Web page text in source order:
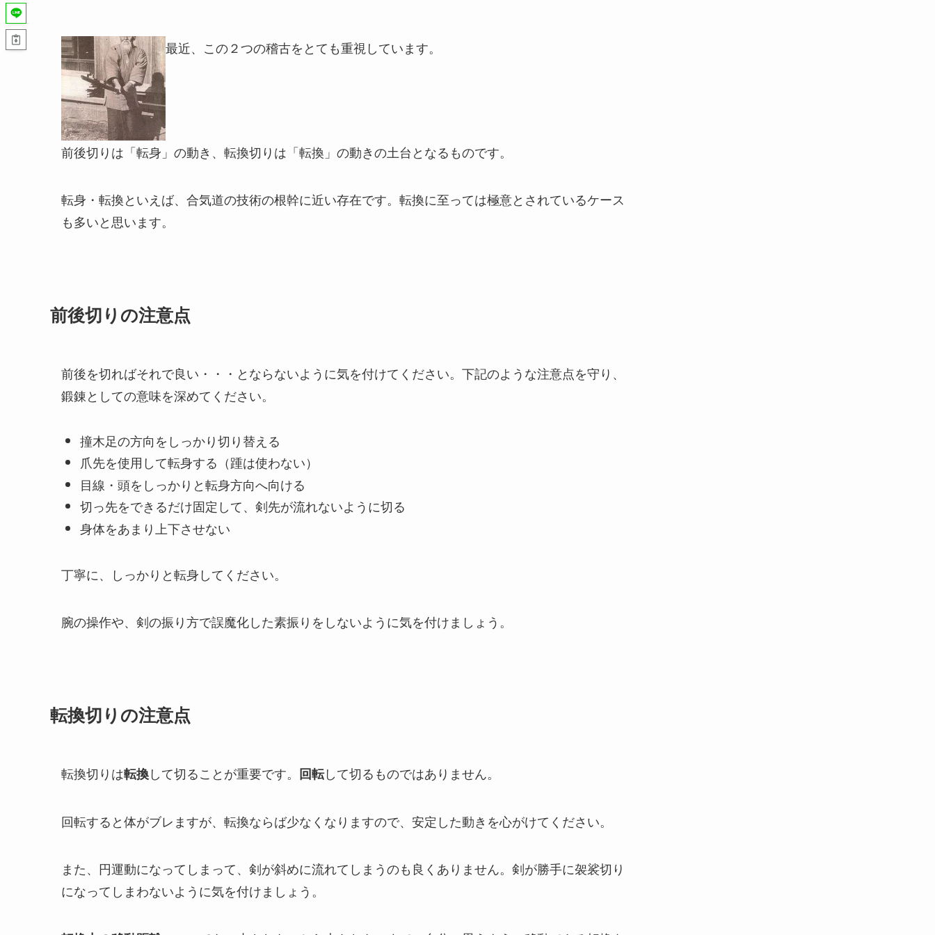
最近、この２つの稽古をとても重視しています。
前後切りは「転身」の動き、転換切りは「転換」の動きの土台となるものです。
転身・転換といえば、合気道の技術の根幹に近い存在です。転換に至っては極意とされているケース
も多いと思います。
前後切りの注意点
前後を切ればそれで良い・・・とならないように気を付けてください。下記のような注意点を守り、
鍛錬としての意味を深めてください。
撞木足の方向をしっかり切り替える
爪先を使用して転身する（踵は使わない）
目線・頭をしっかりと転身方向へ向ける
切っ先をできるだけ固定して、剣先が流れないように切る
身体をあまり上下させない
丁寧に、しっかりと転身してください。
腕の操作や、剣の振り方で誤魔化した素振りをしないように気を付けましょう。
転換切りの注意点
転換切りは転換して切ることが重要です。 回転して切るものではありません。
回転すると体がブレますが、転換ならば少なくなりますので、安定した動きを心がけてください。
また、円運動になってしまって、剣が斜めに流れてしまうのも良くありません。剣が勝手に袈裟切り
になってしまわないように気を付けましょう。